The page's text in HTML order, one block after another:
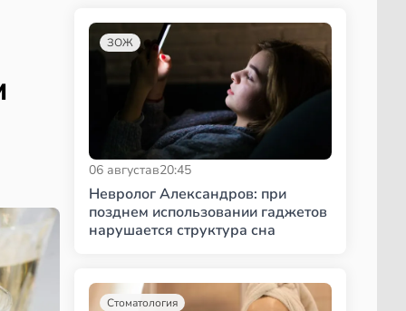
ЗОЖ
06 августав20:45
Невролог Александров: при
позднем использовании гаджетов
нарушается структура сна
Стоматология